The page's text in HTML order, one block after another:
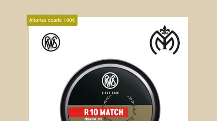
Ahorras desde 100€